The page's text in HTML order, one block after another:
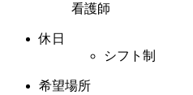
看護師
休日
シフト制
希望場所